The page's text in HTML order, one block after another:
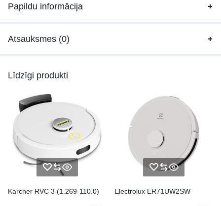
Papildu informācija
Atsauksmes (0)
Līdzīgi produkti
Karcher RVC 3 (1.269-110.0) Electrolux ER71UW2SW